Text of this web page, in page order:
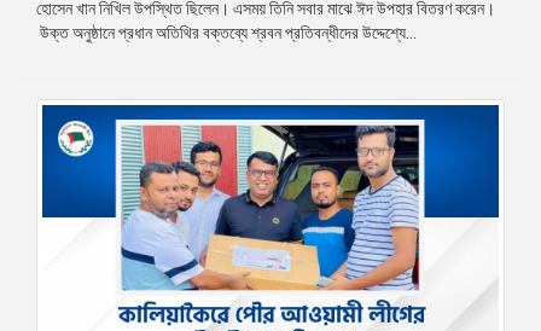
হোসেন খান নিখিল উপস্থিত ছিলেন। এসময় তিনি সবার মাঝে ঈদ উপহার বিতরণ করেন।
উক্ত অনুষ্ঠানে প্রধান অতিথির বক্তব্যে শ্রবন প্রতিবন্ধীদের উদ্দেশ্যে...